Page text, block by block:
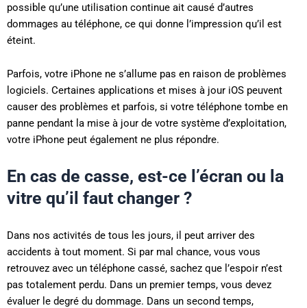
possible qu’une utilisation continue ait causé d’autres
dommages au téléphone, ce qui donne l’impression qu’il est
éteint.
Parfois, votre iPhone ne s’allume pas en raison de problèmes
logiciels. Certaines applications et mises à jour iOS peuvent
causer des problèmes et parfois, si votre téléphone tombe en
panne pendant la mise à jour de votre système d’exploitation,
votre iPhone peut également ne plus répondre.
En cas de casse, est-ce l’écran ou la
vitre qu’il faut changer ?
Dans nos activités de tous les jours, il peut arriver des
accidents à tout moment. Si par mal chance, vous vous
retrouvez avec un téléphone cassé, sachez que l’espoir n’est
pas totalement perdu. Dans un premier temps, vous devez
évaluer le degré du dommage. Dans un second temps,